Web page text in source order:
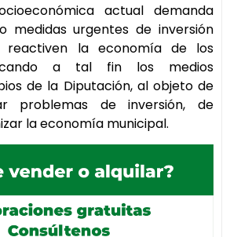
actual demanda
medidas urgentes de inversión
reactiven la economía de los
a tal fin los medios
de la Diputación, al objeto de
problemas de inversión, de
la economía municipal.